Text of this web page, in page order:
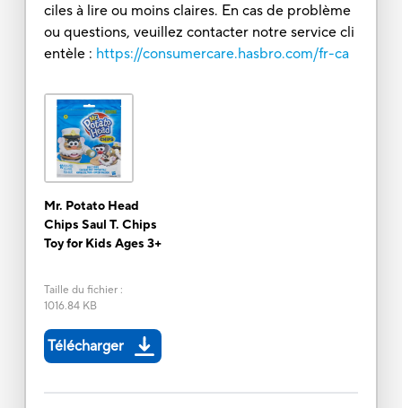
ciles à lire ou moins claires. En cas de problème
ou questions, veuillez contacter notre service cli
entèle : https://consumercare.hasbro.com/fr-ca
Mr. Potato Head
Chips Saul T. Chips
Toy for Kids Ages 3+
Taille du fichier:
1016.84 KB
Télécharger